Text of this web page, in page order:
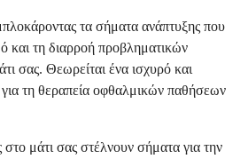
τα σήματα ανάπτυξης που
και τη διαρροή προβληματικών
σας. Θεωρείται ένα ισχυρό και
τη θεραπεία οφθαλμικών παθήσεων
μάτι σας στέλνουν σήματα για την